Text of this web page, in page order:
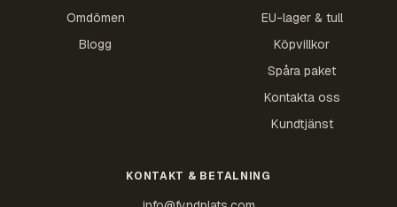
Omdömen
Blogg
EU-lager & tull
Köpvillkor
Spåra paket
Kontakta oss
Kundtjänst
KONTAKT & BETALNING